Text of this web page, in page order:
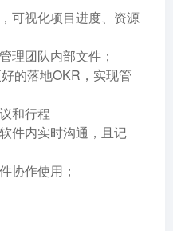
可视化项目进度、资源
理团队内部文件；
的落地OKR，实现管
和行程
件内实时沟通，且记
协作使用；